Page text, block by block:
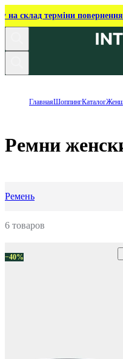
на склад терміни
ГлавнаяШоппингКаталог
Ремни
Ремень
6 товаров
−40%